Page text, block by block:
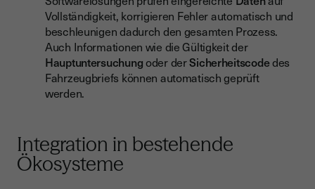
Vollständigkeit, korrigieren Fehler automatisch und
beschleunigen dadurch den gesamten Prozess.
Auch Informationen wie die Gültigkeit der
Hauptuntersuchungoder derSicherheitscodedes
Fahrzeugbriefs können automatisch geprüft
werden.
Integration in bestehende
Ökosysteme